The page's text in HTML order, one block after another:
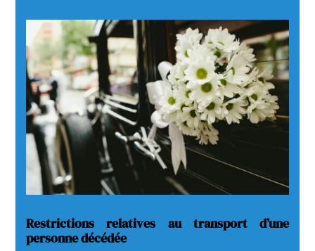
Restrictions relatives au transport d’une
personne décédée